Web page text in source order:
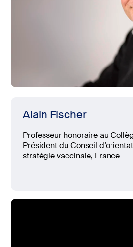
Alain Fischer
Professeur honoraire au
Président du Conseil
stratégie vaccinale, France